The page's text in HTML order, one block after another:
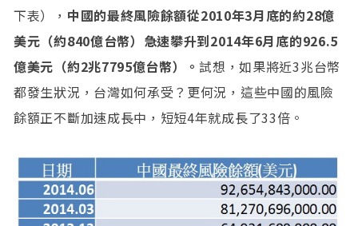
下表）， 中國的最終風險餘額從2010年3月底的約28億
美元（約840億台幣）急速攀升到2014年6月底的926.5
億美元（約2兆7795億台幣）。試想，如果將近3兆台幣
都發生狀況，台灣如何承受？更何況，這些中國的風險
餘額正不斷加速成長中，短短4年就成長了33倍。